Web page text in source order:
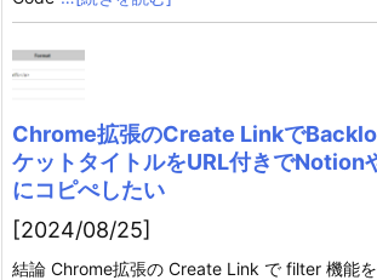
Chrome拡張のCreate Linkで
ケットタイトルをURL付きでNotion
にコピぺしたい
[2024/08/25]
結論 Chrome拡張の Create Link で filter 機能を